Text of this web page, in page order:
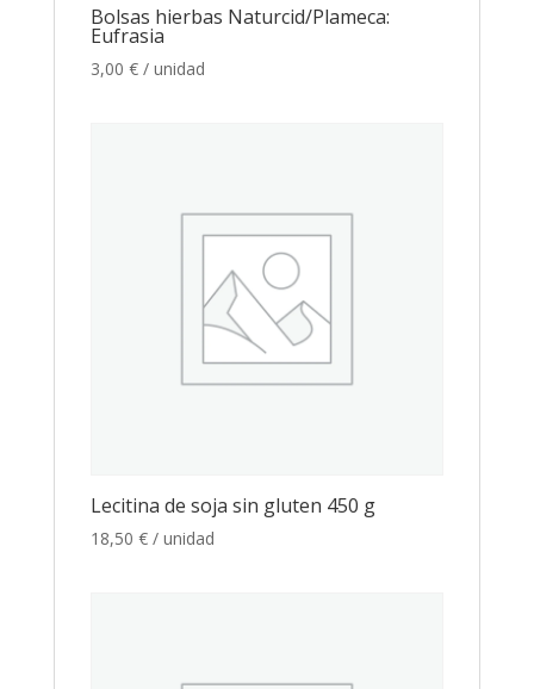
Bolsas hierbas Naturcid/Plameca:
Eufrasia
3,00 € / unidad
Lecitina de soja sin gluten 450 g
18,50 € / unidad